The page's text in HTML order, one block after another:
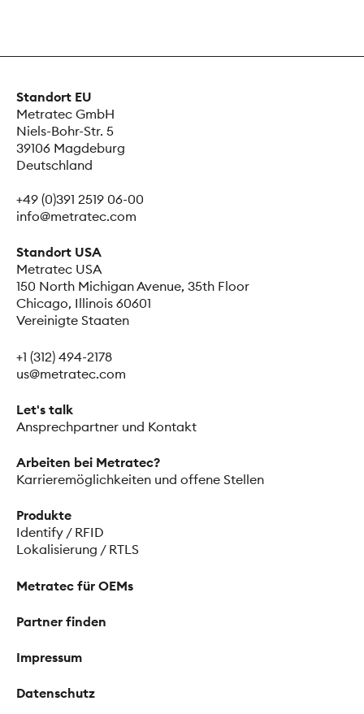
Standort EU
Metratec GmbH
Niels-Bohr-Str. 5
39106 Magdeburg
Deutschland
+49 (0)391 2519 06-00
info@metratec.com
Standort USA
Metratec USA
150 North Michigan Avenue, 35th Floor
Chicago, Illinois 60601
Vereinigte Staaten
+1 (312) 494-2178
us@metratec.com
Let's talk
Ansprechpartner und Kontakt
Arbeiten bei Metratec?
Karrieremöglichkeiten und offene Stellen
Produkte
Identify / RFID
Lokalisierung / RTLS
Metratec für OEMs
Partner finden
Impressum
Datenschutz